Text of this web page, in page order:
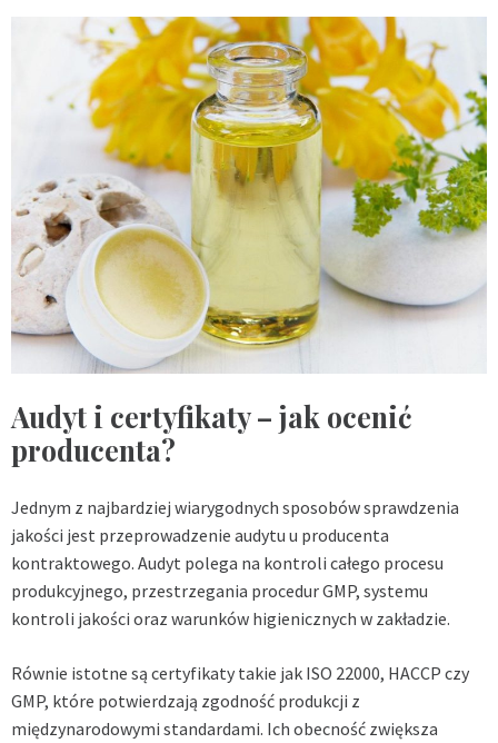
Audyt i certyfikaty – jak ocenić
producenta?
Jednym z najbardziej wiarygodnych sposobów sprawdzenia
jakości jest przeprowadzenie audytu u producenta
kontraktowego. Audyt polega na kontroli całego procesu
produkcyjnego, przestrzegania procedur GMP, systemu
kontroli jakości oraz warunków higienicznych w zakładzie.
Równie istotne są certyfikaty takie jak ISO 22000, HACCP czy
GMP, które potwierdzają zgodność produkcji z
międzynarodowymi standardami. Ich obecność zwiększa